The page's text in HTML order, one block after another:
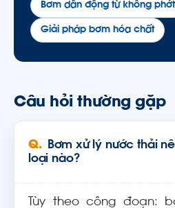
Bơm dẫn động từ không phớt
Giải pháp bơm hóa chất
Câu hỏi thường gặp
Bơm xử lý nước thải
loại nào?
Tùy theo công đoạn: